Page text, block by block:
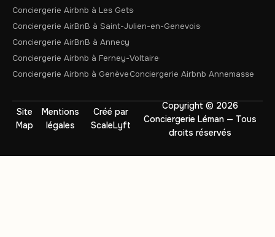
Conciergerie Airbnb à Les Gets
Conciergerie AirBnB à Saint-Julien-en-Genevois
Conciergerie AirBnB à Annecy
Conciergerie Airbnb à Ferney-Voltaire
Conciergerie Airbnb à GenèveConciergerie Airbnb Annemasse
Copyright © 2026
Conciergerie Léman — Tous
droits réservés
Site
Map
Mentions
légales
Créé par
ScaleLyft